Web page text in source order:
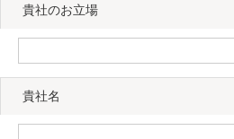
貴社のお立場
貴社名